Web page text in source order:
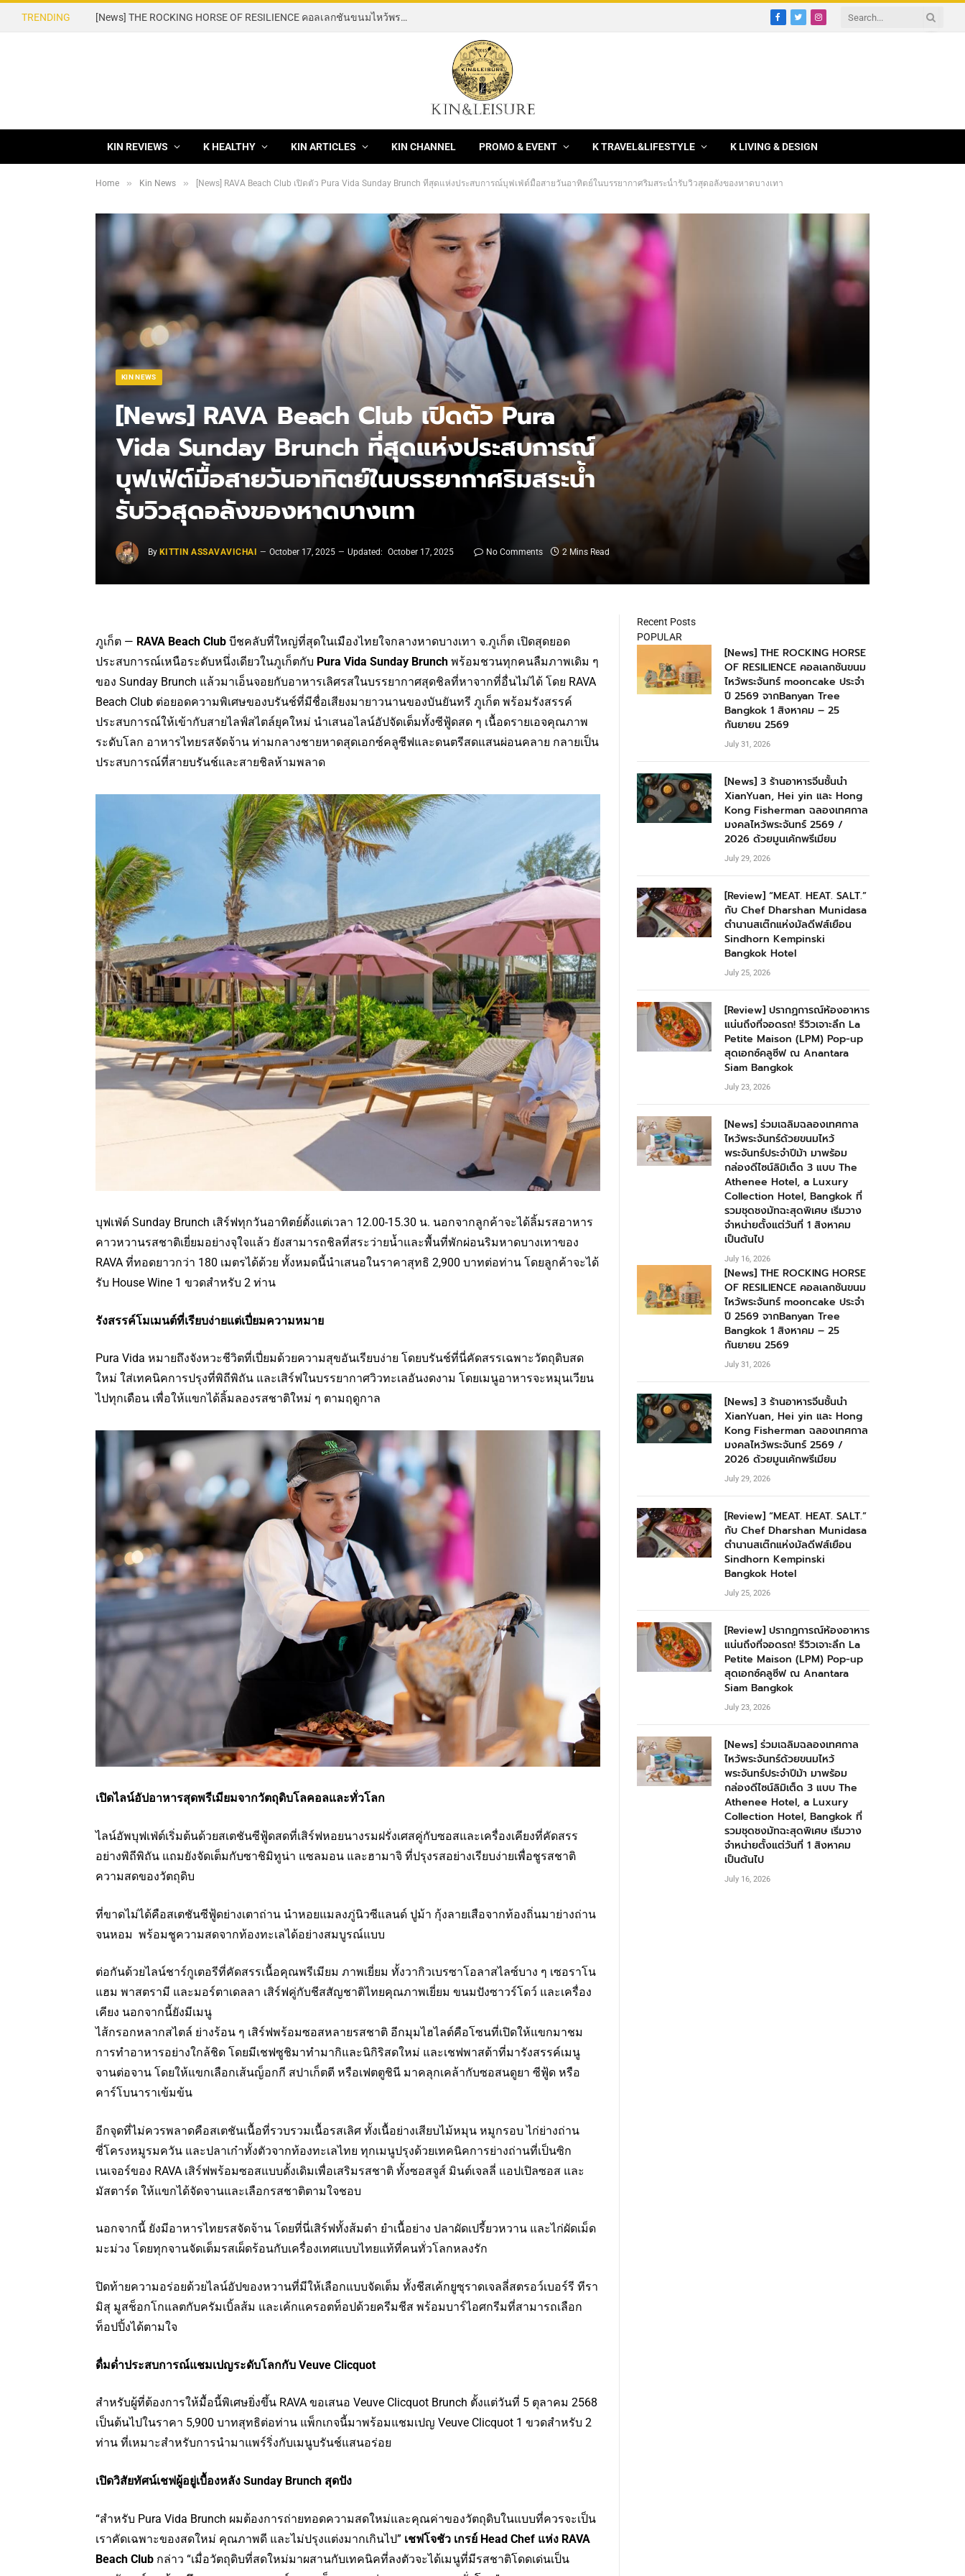
TRENDING [News] THE ROCKING HORSE OF RESILIENCE คอลเลกชันขนมไหว้พระจันทร์ mooncake ประจำปี 2569 จากBanyan Tree Bangkok 1 สิงหาคม – 25 กันยายน 2569
Facebook
TwitterInstagram
KIN REVIEWS K HEALTHY KIN ARTICLES KIN CHANNEL PROMO & EVENT K TRAVEL&LIFESTYLE K LIVING & DESIGN
Home » Kin News » [News] RAVA Beach Club เปิดตัว Pura Vida Sunday Brunch ที่สุดแห่งประสบการณ์บุฟเฟ่ต์มื้อสายวันอาทิตย์ในบรรยากาศริมสระน้ำรับวิวสุดอลังของหาดบางเทา
KIN NEWS
[News] RAVA Beach Club เปิดตัว Pura
Vida Sunday Brunch ที่สุดแห่งประสบการณ์
บุฟเฟ่ต์มื้อสายวันอาทิตย์ในบรรยากาศริมสระน้ำ
รับวิวสุดอลังของหาดบางเทา
By KITTIN ASSAVAVICHAI October 17, 2025 Updated: October 17, 2025 No Comments 2 Mins Read
ภูเก็ต — RAVA Beach Club บีชคลับที่ใหญ่ที่สุดในเมืองไทยใจกลางหาดบางเทา จ.ภูเก็ต เปิดสุดยอด
ประสบการณ์เหนือระดับหนึ่งเดียวในภูเก็ตกับ Pura Vida Sunday Brunch พร้อมชวนทุกคนลืมภาพเดิม ๆ
ของ Sunday Brunch แล้วมาเอ็นจอยกับอาหารเลิศรสในบรรยากาศสุดชิลที่หาจากที่อื่นไม่ได้ โดย RAVA
Beach Club ต่อยอดความพิเศษของบรันช์ที่มีชื่อเสียงมายาวนานของบันยันทรี ภูเก็ต พร้อมรังสรรค์
ประสบการณ์ให้เข้ากับสายไลฟ์สไตล์ยุคใหม่ นำเสนอไลน์อัปจัดเต็มทั้งซีฟู้ดสด ๆ เนื้อดรายเอจคุณภาพ
ระดับโลก อาหารไทยรสจัดจ้าน ท่ามกลางชายหาดสุดเอกซ์คลูซีฟและดนตรีสดแสนผ่อนคลาย กลายเป็น
ประสบการณ์ที่สายบรันช์และสายชิลห้ามพลาด
บุฟเฟ่ต์ Sunday Brunch เสิร์ฟทุกวันอาทิตย์ตั้งแต่เวลา 12.00-15.30 น. นอกจากลูกค้าจะได้ลิ้มรสอาหาร
คาวหวานรสชาติเยี่ยมอย่างจุใจแล้ว ยังสามารถชิลที่สระว่ายน้ำและพื้นที่พักผ่อนริมหาดบางเทาของ
RAVA ที่ทอดยาวกว่า 180 เมตรได้ด้วย ทั้งหมดนี้นำเสนอในราคาสุทธิ 2,900 บาทต่อท่าน โดยลูกค้าจะได้
รับ House Wine 1 ขวดสำหรับ 2 ท่าน
รังสรรค์โมเมนต์ที่เรียบง่ายแต่เปี่ยมความหมาย
Pura Vida หมายถึงจังหวะชีวิตที่เปี่ยมด้วยความสุขอันเรียบง่าย โดยบรันช์ที่นี่คัดสรรเฉพาะวัตถุดิบสด
ใหม่ ใส่เทคนิคการปรุงที่พิถีพิถัน และเสิร์ฟในบรรยากาศวิวทะเลอันงดงาม โดยเมนูอาหารจะหมุนเวียน
ไปทุกเดือน เพื่อให้แขกได้ลิ้มลองรสชาติใหม่ ๆ ตามฤดูกาล
เปิดไลน์อัปอาหารสุดพรีเมียมจากวัตถุดิบโลคอลและทั่วโลก
ไลน์อัพบุฟเฟ่ต์เริ่มต้นด้วยสเตชันซีฟู้ดสดที่เสิร์ฟหอยนางรมฝรั่งเศสคู่กับซอสและเครื่องเคียงที่คัดสรร
อย่างพิถีพิถัน แถมยังจัดเต็มกับซาชิมิทูน่า แซลมอน และฮามาจิ ที่ปรุงรสอย่างเรียบง่ายเพื่อชูรสชาติ
ความสดของวัตถุดิบ
ที่ขาดไม่ได้คือสเตชันซีฟู้ดย่างเตาถ่าน นำหอยแมลงภู่นิวซีแลนด์ ปูม้า กุ้งลายเสือจากท้องถิ่นมาย่างถ่าน
จนหอม พร้อมชูความสดจากท้องทะเลได้อย่างสมบูรณ์แบบ
ต่อกันด้วยไลน์ชาร์กูเตอรีที่คัดสรรเนื้อคุณพรีเมียม ภาพเยี่ยม ทั้งวากิวเบรซาโอลาสไลซ์บาง ๆ เซอราโน
แฮม พาสตรามี และมอร์ตาเดลลา เสิร์ฟคู่กับชีสสัญชาติไทยคุณภาพเยี่ยม ขนมปังซาวร์โดว์ และเครื่อง
เคียง นอกจากนี้ยังมีเมนู
ไส้กรอกหลากสไตล์ ย่างร้อน ๆ เสิร์ฟพร้อมซอสหลายรสชาติ อีกมุมไฮไลต์คือโซนที่เปิดให้แขกมาชม
การทำอาหารอย่างใกล้ชิด โดยมีเชฟซูชิมาทำมากิและนิกิริสดใหม่ และเชฟพาสต้าที่มารังสรรค์เมนู
จานต่อจาน โดยให้แขกเลือกเส้นญ็อกกี สปาเก็ตตี หรือเฟตตูชินี มาคลุกเคล้ากับซอสนดูยา ซีฟู้ด หรือ
คาร์โบนาราเข้มข้น
อีกจุดที่ไม่ควรพลาดคือสเตชันเนื้อที่รวบรวมเนื้อรสเลิศ ทั้งเนื้อย่างเสียบไม้หมุน หมูกรอบ ไก่ย่างถ่าน
ซี่โครงหมูรมควัน และปลาเก๋าทั้งตัวจากท้องทะเลไทย ทุกเมนูปรุงด้วยเทคนิคการย่างถ่านที่เป็นซิก
เนเจอร์ของ RAVA เสิร์ฟพร้อมซอสแบบดั้งเดิมเพื่อเสริมรสชาติ ทั้งซอสจูส์ มินต์เจลลี่ แอปเปิลซอส และ
มัสตาร์ด ให้แขกได้จัดจานและเลือกรสชาติตามใจชอบ
นอกจากนี้ ยังมีอาหารไทยรสจัดจ้าน โดยที่นี่เสิร์ฟทั้งส้มตำ ยำเนื้อย่าง ปลาผัดเปรี้ยวหวาน และไก่ผัดเม็ด
มะม่วง โดยทุกจานจัดเต็มรสเผ็ดร้อนกับเครื่องเทศแบบไทยแท้ที่คนทั่วโลกหลงรัก
ปิดท้ายความอร่อยด้วยไลน์อัปของหวานที่มีให้เลือกแบบจัดเต็ม ทั้งชีสเค้กยูซุราดเจลลี่สตรอว์เบอร์รี ทีรา
มิสุ มูสช็อกโกแลตกับครัมเบิ้ลส้ม และเค้กแครอตท็อปด้วยครีมชีส พร้อมบาร์ไอศกรีมที่สามารถเลือก
ท็อปปิ้งได้ตามใจ
ดื่มด่ำประสบการณ์แชมเปญระดับโลกกับ Veuve Clicquot
สำหรับผู้ที่ต้องการให้มื้อนี้พิเศษยิ่งขึ้น RAVA ขอเสนอ Veuve Clicquot Brunch ตั้งแต่วันที่ 5 ตุลาคม 2568
เป็นต้นไปในราคา 5,900 บาทสุทธิต่อท่าน แพ็กเกจนี้มาพร้อมแชมเปญ Veuve Clicquot 1 ขวดสำหรับ 2
ท่าน ที่เหมาะสำหรับการนำมาแพร์ริ่งกับเมนูบรันช์แสนอร่อย
เปิดวิสัยทัศน์เชฟผู้อยู่เบื้องหลัง Sunday Brunch สุดปัง
“สำหรับ Pura Vida Brunch ผมต้องการถ่ายทอดความสดใหม่และคุณค่าของวัตถุดิบในแบบที่ควรจะเป็น
เราคัดเฉพาะของสดใหม่ คุณภาพดี และไม่ปรุงแต่งมากเกินไป” เชฟโจชัว เกรย์ Head Chef แห่ง RAVA
Beach Club กล่าว “เมื่อวัตถุดิบที่สดใหม่มาผสานกับเทคนิคที่ลงตัวจะได้เมนูที่มีรสชาติโดดเด่นเป็น
Recent Posts
POPULAR
[News] THE ROCKING HORSE
OF RESILIENCE คอลเลกชันขนม
ไหว้พระจันทร์ mooncake ประจำ
ปี 2569 จากBanyan Tree
Bangkok 1 สิงหาคม – 25
กันยายน 2569
July 31, 2026
[News] 3 ร้านอาหารจีนชั้นนำ
XianYuan, Hei yin และ Hong
Kong Fisherman ฉลองเทศกาล
มงคลไหว้พระจันทร์ 2569 /
2026 ด้วยมูนเค้กพรีเมียม
July 29, 2026
[Review] “MEAT. HEAT. SALT.”
กับ Chef Dharshan Munidasa
ตำนานสเต๊กแห่งมัลดีฟส์เยือน
Sindhorn Kempinski
Bangkok Hotel
July 25, 2026
[Review] ปรากฏการณ์ห้องอาหาร
แน่นถึงที่จอดรถ! รีวิวเจาะลึก La
Petite Maison (LPM) Pop-up
สุดเอกซ์คลูซีฟ ณ Anantara
Siam Bangkok
July 23, 2026
[News] ร่วมเฉลิมฉลองเทศกาล
ไหว้พระจันทร์ด้วยขนมไหว้
พระจันทร์ประจำปีม้า มาพร้อม
กล่องดีไซน์ลิมิเต็ด 3 แบบ The
Athenee Hotel, a Luxury
Collection Hotel, Bangkok ที่
รวมชุดชงมัทฉะสุดพิเศษ เริ่มวาง
จำหน่ายตั้งแต่วันที่ 1 สิงหาคม
เป็นต้นไป
July 16, 2026
[News] THE ROCKING HORSE
OF RESILIENCE คอลเลกชันขนม
ไหว้พระจันทร์ mooncake ประจำ
ปี 2569 จากBanyan Tree
Bangkok 1 สิงหาคม – 25
กันยายน 2569
July 31, 2026
[News] 3 ร้านอาหารจีนชั้นนำ
XianYuan, Hei yin และ Hong
Kong Fisherman ฉลองเทศกาล
มงคลไหว้พระจันทร์ 2569 /
2026 ด้วยมูนเค้กพรีเมียม
July 29, 2026
[Review] “MEAT. HEAT. SALT.”
กับ Chef Dharshan Munidasa
ตำนานสเต๊กแห่งมัลดีฟส์เยือน
Sindhorn Kempinski
Bangkok Hotel
July 25, 2026
[Review] ปรากฏการณ์ห้องอาหาร
แน่นถึงที่จอดรถ! รีวิวเจาะลึก La
Petite Maison (LPM) Pop-up
สุดเอกซ์คลูซีฟ ณ Anantara
Siam Bangkok
July 23, 2026
[News] ร่วมเฉลิมฉลองเทศกาล
ไหว้พระจันทร์ด้วยขนมไหว้
พระจันทร์ประจำปีม้า มาพร้อม
กล่องดีไซน์ลิมิเต็ด 3 แบบ The
Athenee Hotel, a Luxury
Collection Hotel, Bangkok ที่
รวมชุดชงมัทฉะสุดพิเศษ เริ่มวาง
จำหน่ายตั้งแต่วันที่ 1 สิงหาคม
เป็นต้นไป
July 16, 2026